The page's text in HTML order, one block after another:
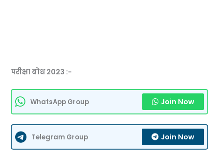
परीक्षा बोध 2023 :-
WhatsApp Group Join Now
Telegram Group Join Now